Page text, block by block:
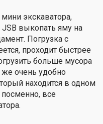
экскаватора,
выкопать яму на
Погрузка с
проходит быстрее
больше мусора
же очень удобно
находится в одном
посменно, все